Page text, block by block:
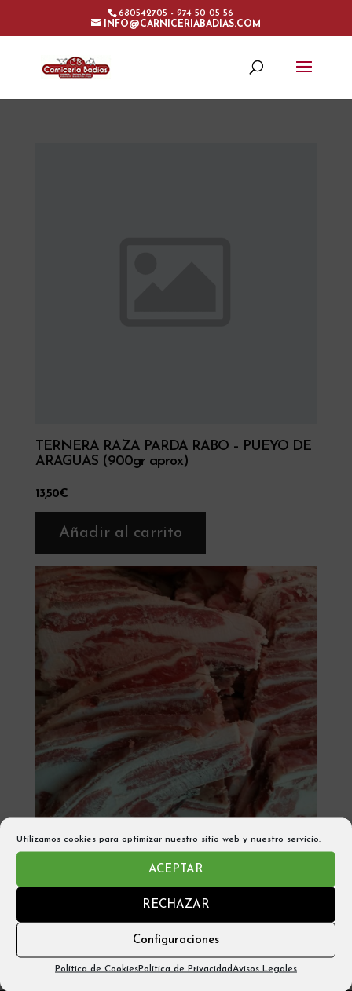
Utilizamos cookies para optimizar nuestro sitio web y nuestro servicio.
ACEPTAR
RECHAZAR
Configuraciones
Política de CookiesPolítica de PrivacidadAvisos Legales
680542705 - 974 50 05 56
INFO@CARNICERIABADIAS.COM
TERNERA RAZA PARDA RABO – PUEYO DE
ARAGUAS (900gr aprox)
13,50€
Añadir al carrito
TERNERA RAZA PARDA CHURRASCO –
PUEYO DE ARAGUAS (1kg aprox)
Añadir al carrito